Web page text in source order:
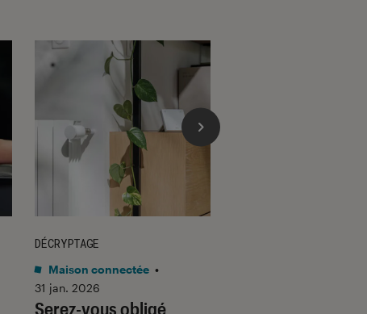
Serez-vous obligé
DÉCRYPTAGE
Maison connectée •
31 jan. 2026